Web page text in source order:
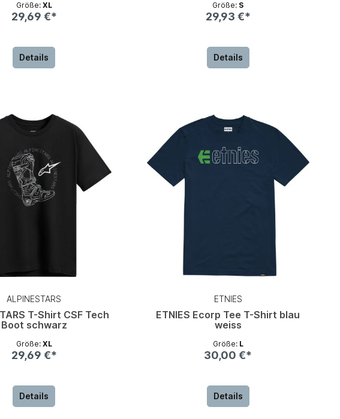
Größe: XL
29,69 €*
Details
Größe: S
29,93 €*
Details
ALPINESTARS
T-Shirt CSF Tech
Boot schwarz
Größe: XL
29,69 €*
Details
ETNIES
ETNIES Ecorp Tee T-Shirt blau
weiss
Größe: L
30,00 €*
Details